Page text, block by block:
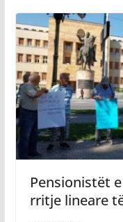
Pensionistët
rritje lineare